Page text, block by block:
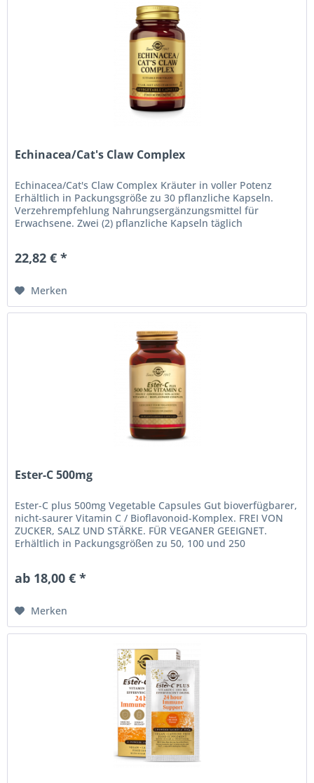
Echinacea/Cat's Claw Complex
Echinacea/Cat's Claw Complex Kräuter in voller Potenz
Erhältlich in Packungsgröße zu 30 pflanzliche Kapseln.
Verzehrempfehlung Nahrungsergänzungsmittel für
Erwachsene. Zwei (2) pflanzliche Kapseln täglich
22,82 € *
Merken
Ester-C 500mg
Ester-C plus 500mg Vegetable Capsules Gut bioverfügbarer,
nicht-saurer Vitamin C / Bioflavonoid-Komplex. FREI VON
ZUCKER, SALZ UND STÄRKE. FÜR VEGANER GEEIGNET.
Erhältlich in Packungsgrößen zu 50, 100 und 250
ab 18,00 € *
Merken